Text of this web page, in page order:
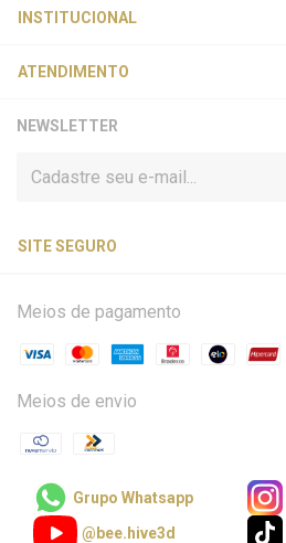
INSTITUCIONAL
ATENDIMENTO
NEWSLETTER
SITE SEGURO
Meios de pagamento
Meios de envio
Grupo Whatsapp
@bee.hive3d